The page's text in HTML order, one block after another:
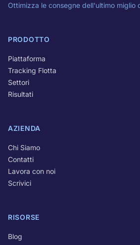
Ottimizza le consegne dell'ultimo miglio
PRODOTTO
Piattaforma
Tracking Flotta
Settori
Risultati
AZIENDA
Chi Siamo
Contatti
Lavora con noi
Scrivici
RISORSE
Blog